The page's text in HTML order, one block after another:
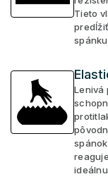
Tieto
Lenivá